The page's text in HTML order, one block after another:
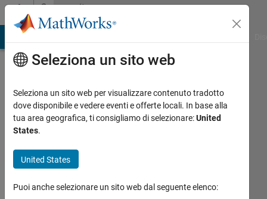
Vai al contenutoCommunity
Profile
sabrina
seen:
28
fa
Seleziona un sito web
Seleziona un sito web per visualizzare contenuto tradotto
dove disponibile e vedere eventi e offerte locali. In base alla
tua area geografica, ti consigliamo di selezionare:United
States.
United States
Puoi anche selezionare un sito web dal seguente elenco: